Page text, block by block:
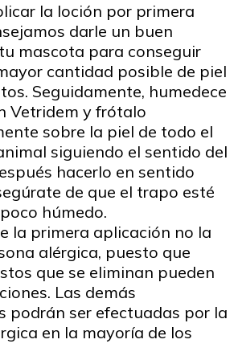
la loción por primera
darle un buen
mascota para conseguir
cantidad posible de piel
Seguidamente, humedece
Vetridem y frótalo
sobre la piel de todo el
siguiendo el sentido del
hacerlo en sentido
de que el trapo esté
húmedo.
la primera aplicación no la
alérgica, puesto que
que se eliminan pueden
Las demás
podrán ser efectuadas por la
en la mayoría de los